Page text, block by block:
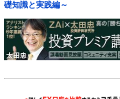
礎知識と実践編～